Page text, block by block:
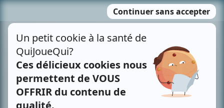
MENU
contenu
Recherche avancée »